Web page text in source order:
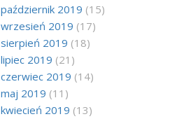
październik 2019 (15)
wrzesień 2019 (17)
sierpień 2019 (18)
lipiec 2019 (21)
czerwiec 2019 (14)
maj 2019 (11)
kwiecień 2019 (13)